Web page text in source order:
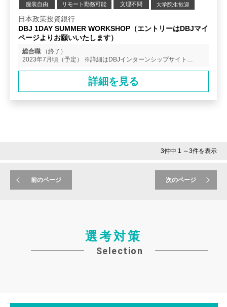
服装自由 リモート勤務可能 文理不問 大学院生歓迎
業界研究 企業研究
日本政策投資銀行
DBJ 1DAY SUMMER WORKSHOP（エントリーはDBJマイ
ページよりお願いいたします）
総合職
（終了）
2023年7月頃（予定） ※詳細はDBJインターンシップサイト
詳細を見る
3件中 1 ～3件を表示
前のページ 次のページ
選考対策
Selection